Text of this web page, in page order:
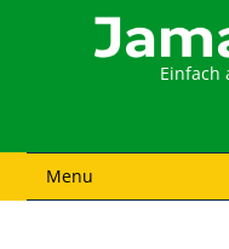
Einfach
Menu